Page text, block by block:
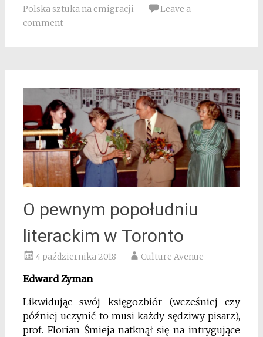
Polska sztuka na emigracji
Leave a
comment
O pewnym popołudniu
literackim w Toronto
4 października 2018 Culture Avenue
Edward Zyman
Likwidując swój księgozbiór (wcześniej czy
później uczynić to musi każdy sędziwy pisarz),
prof. Florian Śmieja natknął się na intrygujące